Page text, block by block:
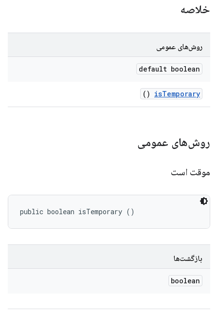
خلاصه
روش‌های عمومی
default boolean
isTemporary
()
روش‌های عمومی
موقت است
public boolean isTemporary ()
بازگشت‌ها
boolean